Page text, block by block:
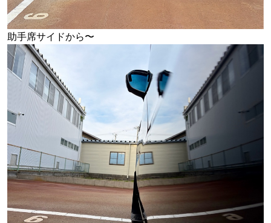
助手席サイドから〜